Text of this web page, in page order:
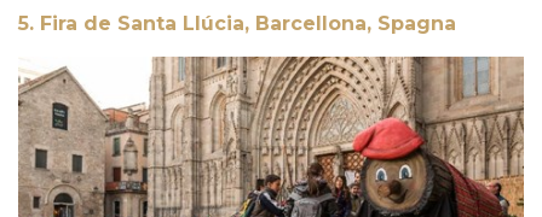
5. Fira de Santa Llúcia, Barcellona, Spagna